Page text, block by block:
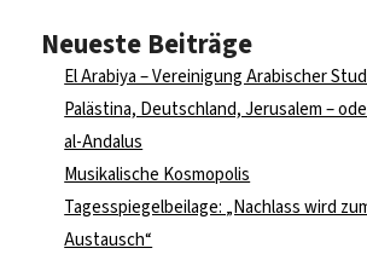
Neueste Beiträge
El Arabiya – Vereinigung Arabischer
Palästina, Deutschland, Jerusalem –
al-Andalus
Musikalische Kosmopolis
Tagesspiegelbeilage: „Nachlass wird
Austausch“